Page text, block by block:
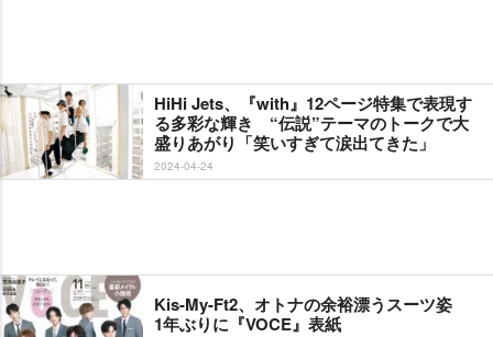
HiHi Jets、『with』12ページ特集で表現す
る多彩な輝き “伝説”テーマのトークで大
盛りあがり「笑いすぎて涙出てきた」
2024-04-24
Kis-My-Ft2、オトナの余裕漂うスーツ姿
1年ぶりに『VOCE』表紙